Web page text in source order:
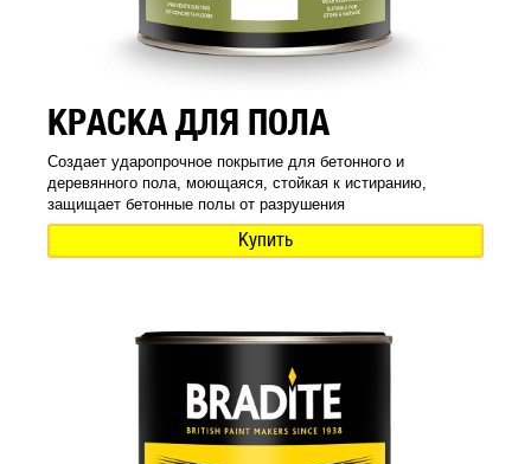
КРАСКА ДЛЯ ПОЛА
Создает ударопрочное покрытие для бетонного и
деревянного пола, моющаяся, стойкая к истиранию,
защищает бетонные полы от разрушения
Купить